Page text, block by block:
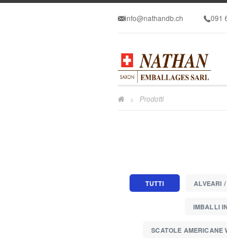
info@nathandb.ch 091
> Prodotti
TUTTI ALVEARI
IMBALLI
SCATOLE AMERICANE